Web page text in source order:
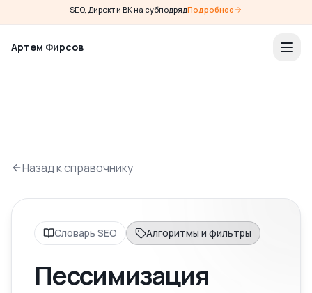
SEO, Директ и ВК на субподрядПодробнее
Артем Фирсов
Назад к справочнику
Словарь SEO Алгоритмы и фильтры
Пессимизация